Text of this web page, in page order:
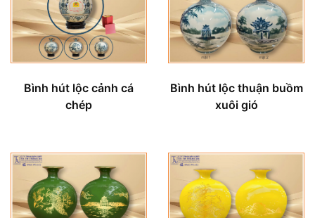
Bình hút lộc cảnh cá
chép
Bình hút lộc thuận buồm
xuôi gió